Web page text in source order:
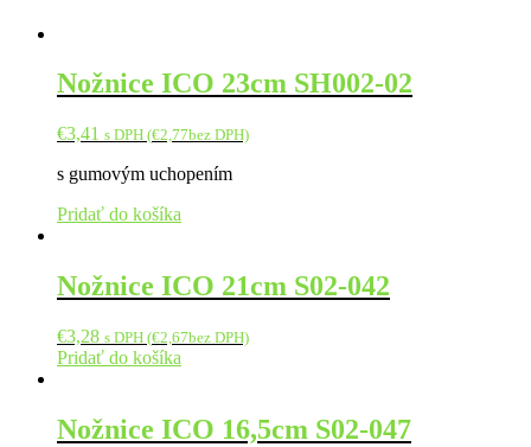
Nožnice ICO 23cm SH002-02
€3,41 s DPH (€2,77bez DPH)
s gumovým uchopením
Pridať do košíka
Nožnice ICO 21cm S02-042
€3,28 s DPH (€2,67bez DPH)
Pridať do košíka
Nožnice ICO 16,5cm S02-047